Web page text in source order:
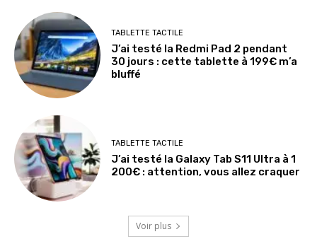
TABLETTE TACTILE
J’ai testé la Redmi Pad 2 pendant
30 jours : cette tablette à 199€ m’a
bluffé
TABLETTE TACTILE
J’ai testé la Galaxy Tab S11 Ultra à 1
200€ : attention, vous allez craquer
Voir plus